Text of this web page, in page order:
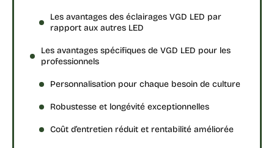
Les avantages des éclairages VGD LED par
rapport aux autres LED
Les avantages spécifiques de VGD LED pour les
professionnels
Personnalisation pour chaque besoin de culture
Robustesse et longévité exceptionnelles
Coût d’entretien réduit et rentabilité améliorée